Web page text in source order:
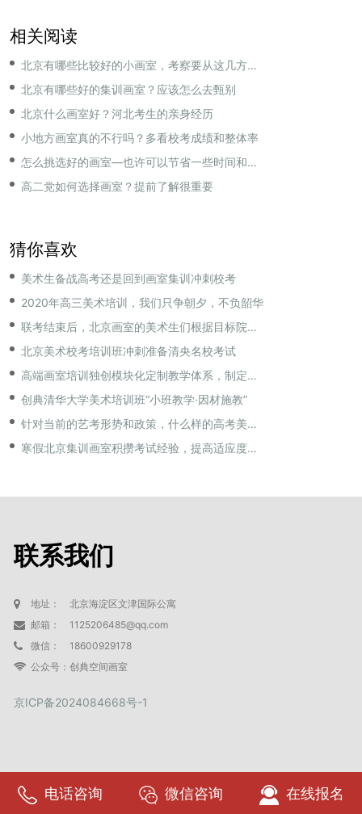
相关阅读
北京有哪些比较好的小画室，考察要从这几方面入手
北京有哪些好的集训画室？应该怎么去甄别
北京什么画室好？河北考生的亲身经历
小地方画室真的不行吗？多看校考成绩和整体率
怎么挑选好的画室—也许可以节省一些时间和金钱
高二党如何选择画室？提前了解很重要
猜你喜欢
美术生备战高考还是回到画室集训冲刺校考
2020年高三美术培训，我们只争朝夕，不负韶华
联考结束后，北京画室的美术生们根据目标院校又进入了更有针对性的校考集训中
北京美术校考培训班冲刺准备清央名校考试
高端画室培训独创模块化定制教学体系，制定不同的教学计划
创典清华大学美术培训班“小班教学·因材施教”
针对当前的艺考形势和政策，什么样的高考美术集训班更加适合美术生们？
寒假北京集训画室积攒考试经验，提高适应度和考场应变能力
联系我们
地址：
北京海淀区文津国际公寓
邮箱：
1125206485@qq.com
微信：
18600929178
公众号： 创典空间画室
京ICP备2024084668号-1
电话咨询 微信咨询 在线报名